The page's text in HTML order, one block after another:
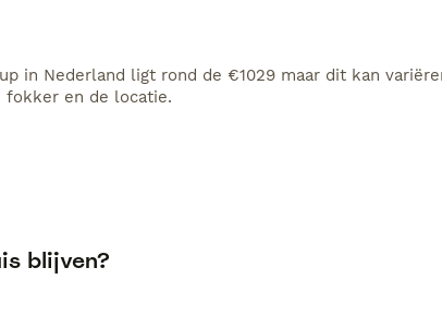
in Nederland ligt rond de €1029 maar dit kan
fokker en de locatie.
blijven?